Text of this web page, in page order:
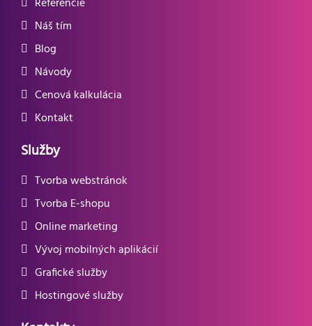
Náš tím
Blog
Návody
Cenová kalkulácia
Kontakt
Služby
Tvorba webstránok
Tvorba E-shopu
Online marketing
Vývoj mobilných aplikácií
Grafické služby
Hostingové služby